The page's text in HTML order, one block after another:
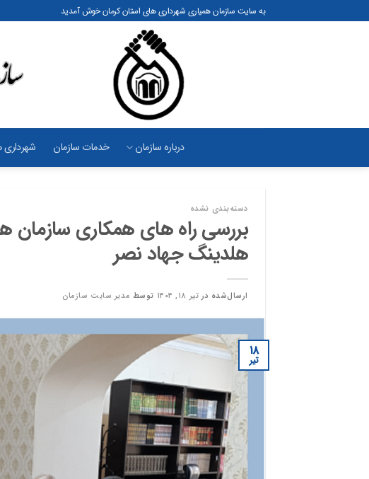
به سایت سازمان همیاری شهرداری های استان کرمان خوش آمدید
درباره سازمان خدمات سازمان
دسته‌بندی نشده
بررسی راه های همکاری سازمان
هلدینگ جهاد نصر
ارسال‌شده در تیر ۱۸, ۱۴۰۴ توسط مدیر سایت سازمان
۱۸
تیر